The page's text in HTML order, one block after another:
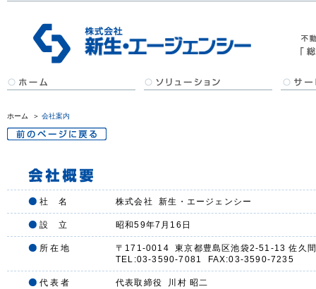
ホーム ＞ 会社案内
社 名 株式会社 新生・エージェンシー
設 立 昭和59年7月16日
所 在 地
〒171-0014 東京都豊島区池袋2-51-13 佐久
TEL:03-3590-7081 FAX:03-3590-7235
代 表 者 代表取締役 川村 昭二